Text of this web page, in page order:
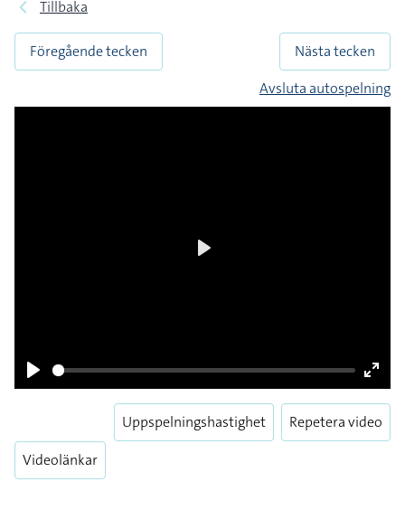
Tillbaka
Föregående tecken
Nästa tecken
Avsluta autospelning
Enter
Videolänkar
Uppspelningshastighet Repetera video